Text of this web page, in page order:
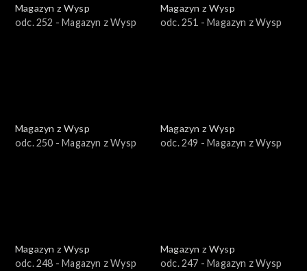
Magazyn z Wysp
odc. 252 - Magazyn z Wysp
Magazyn z Wysp
odc. 251 - Magazyn z Wysp
Magazyn z Wysp
odc. 250 - Magazyn z Wysp
Magazyn z Wysp
odc. 249 - Magazyn z Wysp
Magazyn z Wysp
odc. 248 - Magazyn z Wysp
Magazyn z Wysp
odc. 247 - Magazyn z Wysp